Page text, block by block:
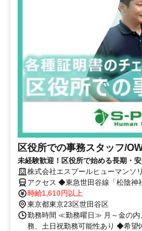
区役所での事務スタッフ/
未経験歓迎！区役所で始める長期・
ネイル自由◎
株式会社エスプールヒューマンソ
アクセス ◆東急世田谷線「松陰
「世田谷駅」徒歩8分
時給1,610円以上
東京都東京23区世田谷区
勤務時間 ≪勤務曜日≫ 月～金の
務、土日祝勤務可能性あり ◆希